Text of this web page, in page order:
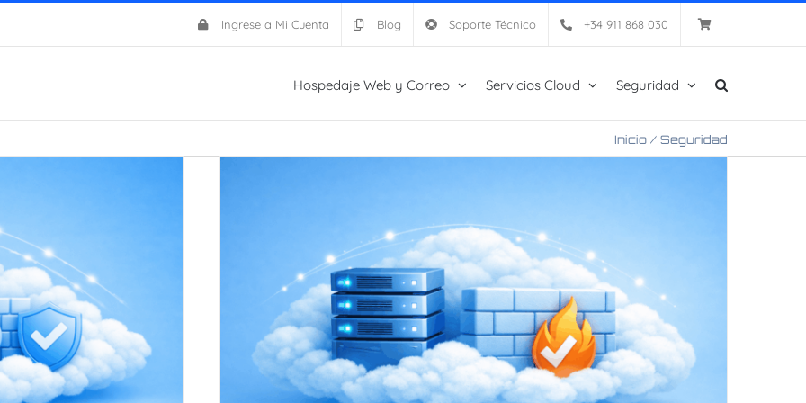
Ingrese a Mi Cuenta Blog Soporte Técnico +34 911 868 030
Hospedaje Web y Correo Servicios Cloud Seguridad
Inicio / Seguridad